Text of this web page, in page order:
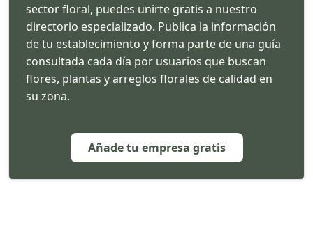
sector floral, puedes unirte gratis a nuestro
directorio especializado. Publica la información
de tu establecimiento y forma parte de una guía
consultada cada día por usuarios que buscan
flores, plantas y arreglos florales de calidad en
su zona.
Añade tu empresa gratis